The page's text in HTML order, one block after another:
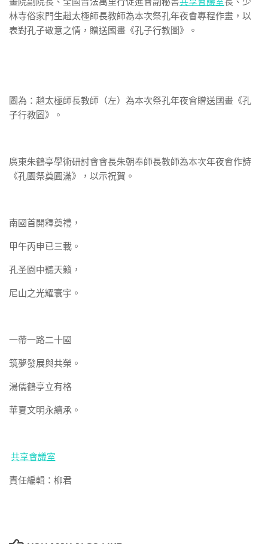
林寺俗家門生趙太極師長教師為本次祭孔年夜會專程作畫，以
表對孔子敬意之情，贈送國畫《孔子行教圖》。
圖為：趙太極師長教師（左）為本次祭孔年夜會贈送國畫《孔
子行教圖》。
廣東朱鶴亭學術研討會會長朱朝奉師長教師為本次年夜會作詩
《孔園祭奠圓滿》，以示祝賀。
南國首開釋奠禮，
甲午丙申已三載。
孔圣園中聽天籟，
尼山之光耀寰宇。
一帶一路二十國
筑夢發展與共榮。
湯儒鶴亭立有格
華夏文明永續承。
共享會議室
責任編輯：柳君